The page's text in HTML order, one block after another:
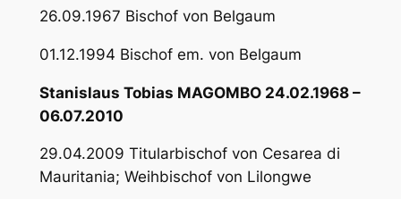
26.09.1967 Bischof von Belgaum
01.12.1994 Bischof em. von Belgaum
Stanislaus Tobias MAGOMBO 24.02.1968 –
06.07.2010
29.04.2009 Titularbischof von Cesarea di
Mauritania; Weihbischof von Lilongwe